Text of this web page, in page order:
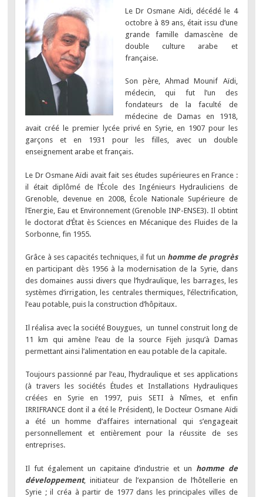
Le Dr Osmane Aïdi, décédé le 4
octobre à 89 ans, était issu d’une
grande famille damascène de
double culture arabe et
française.
Son père, Ahmad Mounif Aïdi,
médecin, qui fut l’un des
fondateurs de la faculté de
médecine de Damas en 1918,
avait créé le premier lycée privé en Syrie, en 1907 pour les
garçons et en 1931 pour les filles, avec un double
enseignement arabe et français.
Le Dr Osmane Aïdi avait fait ses études supérieures en France :
il était diplômé de l’École des Ingénieurs Hydrauliciens de
Grenoble, devenue en 2008, École Nationale Supérieure de
l’Energie, Eau et Environnement (Grenoble INP-ENSE3). Il obtint
le doctorat d’État ès Sciences en Mécanique des Fluides de la
Sorbonne, fin 1955.
Grâce à ses capacités techniques, il fut un homme de progrès
en participant dès 1956 à la modernisation de la Syrie, dans
des domaines aussi divers que l’hydraulique, les barrages, les
systèmes d’irrigation, les centrales thermiques, l’électrification,
l’eau potable, puis la construction d’hôpitaux.
Il réalisa avec la société Bouygues, un tunnel construit long de
11 km qui amène l’eau de la source Fijeh jusqu’à Damas
permettant ainsi l’alimentation en eau potable de la capitale.
Toujours passionné par l’eau, l’hydraulique et ses applications
(à travers les sociétés Études et Installations Hydrauliques
créées en Syrie en 1997, puis SETI à Nîmes, et enfin
IRRIFRANCE dont il a été le Président), le Docteur Osmane Aïdi
a été un homme d’affaires international qui s’engageait
personnellement et entièrement pour la réussite de ses
entreprises.
Il fut également un capitaine d’industrie et un homme de
développement, initiateur de l’expansion de l’hôtellerie en
Syrie ; il créa à partir de 1977 dans les principales villes de